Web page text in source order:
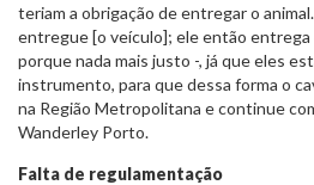
teriam a obrigação de entregar o
entregue [o veículo]; ele então entrega
porque nada mais justo -, já que eles
instrumento, para que dessa forma o
na Região Metropolitana e continue com
Wanderley Porto.
Falta de regulamentação